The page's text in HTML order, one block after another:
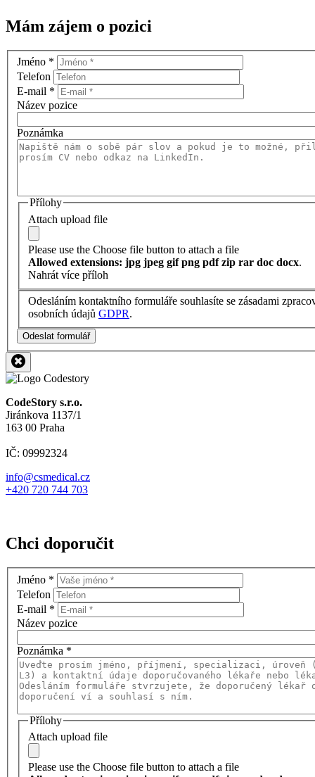
Mám zájem o pozici
Jméno *
Telefon
E-mail *
Název pozice
Poznámka
Přílohy
Attach upload file
Please use the Choose file button to attach a file
Allowed extensions: jpg jpeg gif png pdf zip rar doc docx.
Nahrát více příloh
Odesláním kontaktního formuláře souhlasíte se zásadami
osobních údajů GDPR.
Odeslat formulář
CodeStory s.r.o.
Jiránkova 1137/1
163 00 Praha
IČ: 09992324
info@csmedical.cz
+420 720 744 703
Chci doporučit
Jméno *
Telefon
E-mail *
Název pozice
Poznámka *
Přílohy
Attach upload file
Please use the Choose file button to attach a file